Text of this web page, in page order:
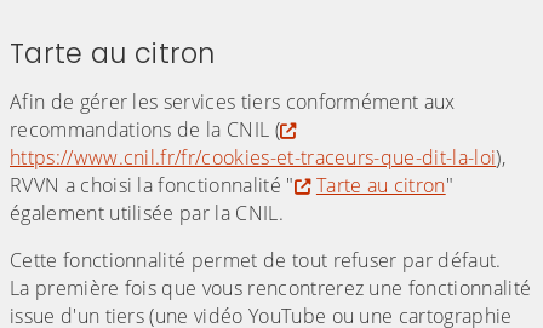
Tarte au citron
Afin de gérer les services tiers conformément aux
recommandations de la CNIL (
https://www.cnil.fr/fr/cookies-et-traceurs-que-dit-la-loi),
RVVN a choisi la fonctionnalité "
Tarte au citron"
également utilisée par la CNIL.
Cette fonctionnalité permet de tout refuser par défaut.
La première fois que vous rencontrerez une fonctionnalité
issue d'un tiers (une vidéo YouTube ou une cartographie